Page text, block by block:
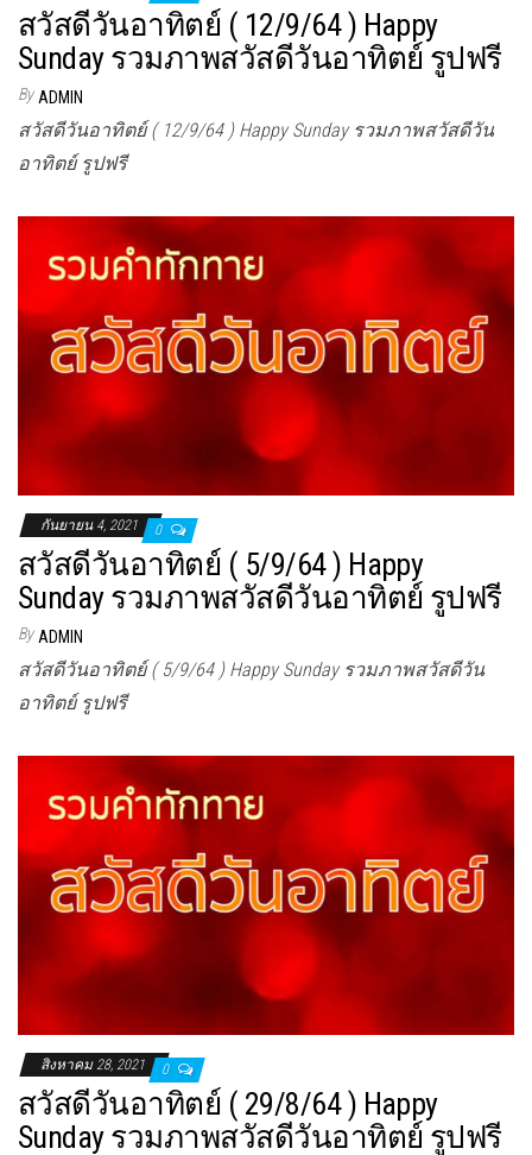
สวัสดีวันอาทิตย์ ( 12/9/64 ) Happy
Sunday รวมภาพสวัสดีวันอาทิตย์ รูปฟรี
By ADMIN
สวัสดีวันอาทิตย์ ( 12/9/64 ) Happy Sunday รวมภาพสวัสดีวัน
อาทิตย์ รูปฟรี
กันยายน 4, 2021 0
สวัสดีวันอาทิตย์ ( 5/9/64 ) Happy
Sunday รวมภาพสวัสดีวันอาทิตย์ รูปฟรี
By ADMIN
สวัสดีวันอาทิตย์ ( 5/9/64 ) Happy Sunday รวมภาพสวัสดีวัน
อาทิตย์ รูปฟรี
สิงหาคม 28, 2021 0
สวัสดีวันอาทิตย์ ( 29/8/64 ) Happy
Sunday รวมภาพสวัสดีวันอาทิตย์ รูปฟรี